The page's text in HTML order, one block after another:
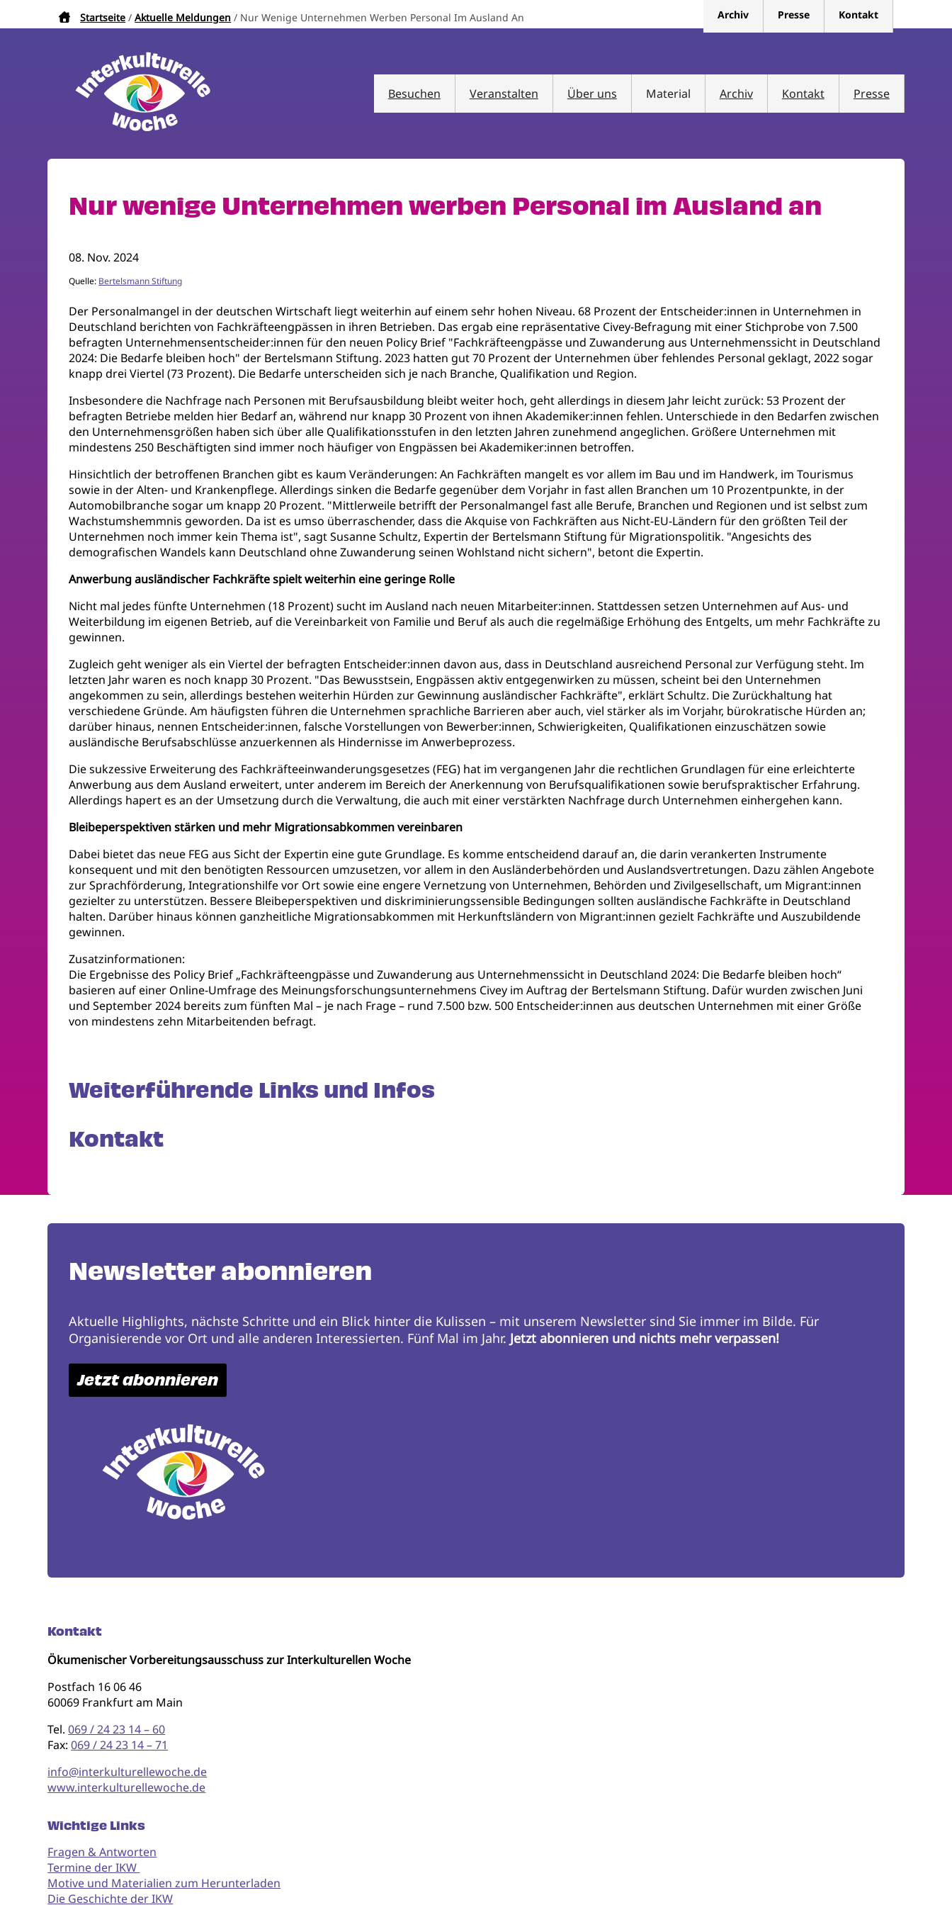
Pfadnavigation
Startseite Aktuelle Meldungen Nur Wenige Unternehmen Werben Personal Im Ausland An Archiv Presse Kontakt
Besuchen Veranstalten Über uns Material Archiv Kontakt Presse
Nur wenige Unternehmen werben Personal im Ausland an
08. Nov. 2024
Quelle: Bertelsmann Stiftung
Der Personalmangel in der deutschen Wirtschaft liegt weiterhin auf einem sehr hohen Niveau. 68 Prozent der Entscheider:innen in Unternehmen in
Deutschland berichten von Fachkräfteengpässen in ihren Betrieben. Das ergab eine repräsentative Civey-Befragung mit einer Stichprobe von 7.500
befragten Unternehmensentscheider:innen für den neuen Policy Brief "Fachkräfteengpässe und Zuwanderung aus Unternehmenssicht in Deutschland
2024: Die Bedarfe bleiben hoch" der Bertelsmann Stiftung. 2023 hatten gut 70 Prozent der Unternehmen über fehlendes Personal geklagt, 2022 sogar
knapp drei Viertel (73 Prozent). Die Bedarfe unterscheiden sich je nach Branche, Qualifikation und Region.
Insbesondere die Nachfrage nach Personen mit Berufsausbildung bleibt weiter hoch, geht allerdings in diesem Jahr leicht zurück: 53 Prozent der
befragten Betriebe melden hier Bedarf an, während nur knapp 30 Prozent von ihnen Akademiker:innen fehlen. Unterschiede in den Bedarfen zwischen
den Unternehmensgrößen haben sich über alle Qualifikationsstufen in den letzten Jahren zunehmend angeglichen. Größere Unternehmen mit
mindestens 250 Beschäftigten sind immer noch häufiger von Engpässen bei Akademiker:innen betroffen.
Hinsichtlich der betroffenen Branchen gibt es kaum Veränderungen: An Fachkräften mangelt es vor allem im Bau und im Handwerk, im Tourismus
sowie in der Alten- und Krankenpflege. Allerdings sinken die Bedarfe gegenüber dem Vorjahr in fast allen Branchen um 10 Prozentpunkte, in der
Automobilbranche sogar um knapp 20 Prozent. "Mittlerweile betrifft der Personalmangel fast alle Berufe, Branchen und Regionen und ist selbst zum
Wachstumshemmnis geworden. Da ist es umso überraschender, dass die Akquise von Fachkräften aus Nicht-EU-Ländern für den größten Teil der
Unternehmen noch immer kein Thema ist", sagt Susanne Schultz, Expertin der Bertelsmann Stiftung für Migrationspolitik. "Angesichts des
demografischen Wandels kann Deutschland ohne Zuwanderung seinen Wohlstand nicht sichern", betont die Expertin.
Anwerbung ausländischer Fachkräfte spielt weiterhin eine geringe Rolle
Nicht mal jedes fünfte Unternehmen (18 Prozent) sucht im Ausland nach neuen Mitarbeiter:innen. Stattdessen setzen Unternehmen auf Aus- und
Weiterbildung im eigenen Betrieb, auf die Vereinbarkeit von Familie und Beruf als auch die regelmäßige Erhöhung des Entgelts, um mehr Fachkräfte zu
gewinnen.
Zugleich geht weniger als ein Viertel der befragten Entscheider:innen davon aus, dass in Deutschland ausreichend Personal zur Verfügung steht. Im
letzten Jahr waren es noch knapp 30 Prozent. "Das Bewusstsein, Engpässen aktiv entgegenwirken zu müssen, scheint bei den Unternehmen
angekommen zu sein, allerdings bestehen weiterhin Hürden zur Gewinnung ausländischer Fachkräfte", erklärt Schultz. Die Zurückhaltung hat
verschiedene Gründe. Am häufigsten führen die Unternehmen sprachliche Barrieren aber auch, viel stärker als im Vorjahr, bürokratische Hürden an;
darüber hinaus, nennen Entscheider:innen, falsche Vorstellungen von Bewerber:innen, Schwierigkeiten, Qualifikationen einzuschätzen sowie
ausländische Berufsabschlüsse anzuerkennen als Hindernisse im Anwerbeprozess.
Die sukzessive Erweiterung des Fachkräfteeinwanderungsgesetzes (FEG) hat im vergangenen Jahr die rechtlichen Grundlagen für eine erleichterte
Anwerbung aus dem Ausland erweitert, unter anderem im Bereich der Anerkennung von Berufsqualifikationen sowie berufspraktischer Erfahrung.
Allerdings hapert es an der Umsetzung durch die Verwaltung, die auch mit einer verstärkten Nachfrage durch Unternehmen einhergehen kann.
Bleibeperspektiven stärken und mehr Migrationsabkommen vereinbaren
Dabei bietet das neue FEG aus Sicht der Expertin eine gute Grundlage. Es komme entscheidend darauf an, die darin verankerten Instrumente
konsequent und mit den benötigten Ressourcen umzusetzen, vor allem in den Ausländerbehörden und Auslandsvertretungen. Dazu zählen Angebote
zur Sprachförderung, Integrationshilfe vor Ort sowie eine engere Vernetzung von Unternehmen, Behörden und Zivilgesellschaft, um Migrant:innen
gezielter zu unterstützen. Bessere Bleibeperspektiven und diskriminierungssensible Bedingungen sollten ausländische Fachkräfte in Deutschland
halten. Darüber hinaus können ganzheitliche Migrationsabkommen mit Herkunftsländern von Migrant:innen gezielt Fachkräfte und Auszubildende
gewinnen.
Zusatzinformationen:
Die Ergebnisse des Policy Brief „Fachkräfteengpässe und Zuwanderung aus Unternehmenssicht in Deutschland 2024: Die Bedarfe bleiben hoch“
basieren auf einer Online-Umfrage des Meinungsforschungsunternehmens Civey im Auftrag der Bertelsmann Stiftung. Dafür wurden zwischen Juni
und September 2024 bereits zum fünften Mal – je nach Frage – rund 7.500 bzw. 500 Entscheider:innen aus deutschen Unternehmen mit einer Größe
von mindestens zehn Mitarbeitenden befragt.
Weiterführende Links und Infos
Kontakt
Newsletter abonnieren
Aktuelle Highlights, nächste Schritte und ein Blick hinter die Kulissen – mit unserem Newsletter sind Sie immer im Bilde. Für
Organisierende vor Ort und alle anderen Interessierten. Fünf Mal im Jahr. Jetzt abonnieren und nichts mehr verpassen!
Jetzt abonnieren
Kontakt
Ökumenischer Vorbereitungsausschuss zur Interkulturellen Woche
Postfach 16 06 46
60069 Frankfurt am Main
Tel.069 / 24 23 14 – 60
Fax:069 / 24 23 14 – 71
info@interkulturellewoche.de
www.interkulturellewoche.de
Wichtige Links
Fragen & Antworten
Termine der IKW
Motive und Materialien zum Herunterladen
Die Geschichte der IKW